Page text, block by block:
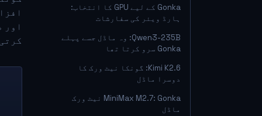
Gonka کے لیے GPU کا انتخاب:
ہارڈ ویئر کی سفارشات
Qwen3-235B: وہ ماڈل جسے پہلے
Gonka سرو کرتا تھا
Kimi K2.6: گونکا نیٹ ورک کا
دوسرا ماڈل
MiniMax M2.7: Gonka نیٹ ورک
ماڈل
اور